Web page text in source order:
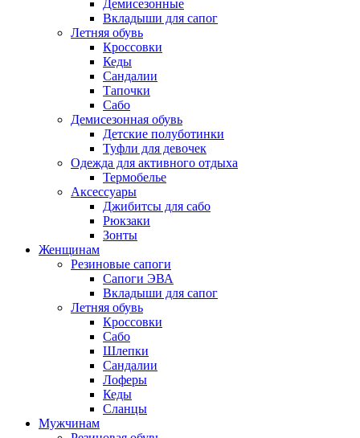
Демисезонные
Вкладыши для сапог
Летняя обувь
Кроссовки
Кеды
Сандалии
Тапочки
Сабо
Демисезонная обувь
Детские полуботинки
Туфли для девочек
Одежда для активного отдыха
Термобелье
Аксессуары
Джибитсы для сабо
Рюкзаки
Зонты
Женщинам
Резиновые сапоги
Cапоги ЭВА
Вкладыши для сапог
Летняя обувь
Кроссовки
Сабо
Шлепки
Сандалии
Лоферы
Кеды
Сланцы
Мужчинам